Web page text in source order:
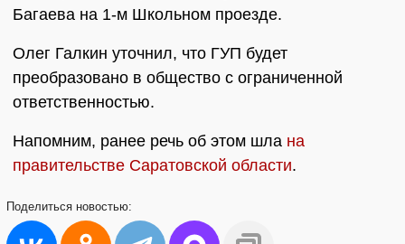
Багаева на 1-м Школьном проезде.
Олег Галкин уточнил, что ГУП будет
преобразовано в общество с ограниченной
ответственностью.
Напомним, ранее речь об этом шла на
правительстве Саратовской области.
Поделиться новостью: